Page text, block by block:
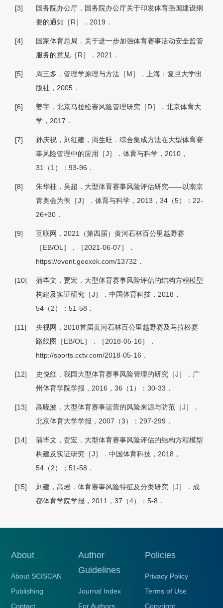
[3]
国务院办公厅．国务院办公厅关于印发体育强国建设纲
要的通知［R］．2019．
[4]
国家体育总局．关于进一步加强体育赛事活动安全监管
服务的意见［R］．2021．
[5]
周三多．管理学原理与方法［M］．上海：复旦大学出
版社，2005．
[6]
姜宇．北京马拉松赛风险管理研究［D］．北京体育大
学，2017．
[7]
孙庆祝，刘红建，周生旺．综合集成方法在大型体育赛
事风险管理中的应用［J］．体育与科学，2010，
31（1）：93-96．
[8]
朱华桂，吴超．大型体育赛事风险评估研究——以南京
青奥会为例［J］．体育与科学，2013，34（5）：22-
26+30．
[9]
互联网．2021（第四届）黄河石林百公里越野赛
［EB/OL］．［2021-06-07］．
https://event.geexek.com/13732．
[10]
蒲毕文，贾宏．大型体育赛事风险评估的结构方程模型
构建及实证研究［J］．中国体育科技，2018，
54（2）：51-58．
[11]
央视网．2018首届黄河石林百公里越野赛及马拉松赛
路线图［EB/OL］．［2018-05-16］．
http://sports.cctv.com/2018-05-16．
[12]
史悦红．我国大型体育赛事风险管理的研究［J］．广
州体育学院学报，2016，36（1）：30-33．
[13]
高晓波．大型体育赛事运营的风险来源与防范［J］．
北京体育大学学报，2007（3）：297-299．
[14]
蒲毕文，贾宏．大型体育赛事风险评估的结构方程模型
构建及实证研究［J］．中国体育科技，2018，
54（2）；51-58．
[15]
刘建，高岩．体育赛事风险特征及分类研究［J］．成
都体育学院学报，2011，37（4）：5-8．
About
About SCISCAN
Publishing
Contact
Author
Guidelines
Journal Index
For Authors
Policies
Privacy Policy
Terms of Use
Copyright